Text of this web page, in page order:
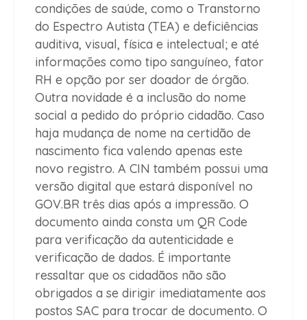
condições de saúde, como o Transtorno
do Espectro Autista (TEA) e deficiências
auditiva, visual, física e intelectual; e até
informações como tipo sanguíneo, fator
RH e opção por ser doador de órgão.
Outra novidade é a inclusão do nome
social a pedido do próprio cidadão. Caso
haja mudança de nome na certidão de
nascimento fica valendo apenas este
novo registro. A CIN também possui uma
versão digital que estará disponível no
GOV.BR três dias após a impressão. O
documento ainda consta um QR Code
para verificação da autenticidade e
verificação de dados. É importante
ressaltar que os cidadãos não são
obrigados a se dirigir imediatamente aos
postos SAC para trocar de documento. O